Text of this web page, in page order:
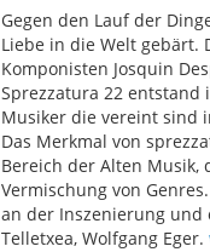
Gegen den Lauf der
Liebe in die Welt gebärt.
Komponisten Josquin
Sprezzatura 22
Musiker die vereint sind
Das Merkmal von
Bereich der Alten Musik,
Vermischung von
an der Inszenierung und
Telletxea, Wolfgang Eger.